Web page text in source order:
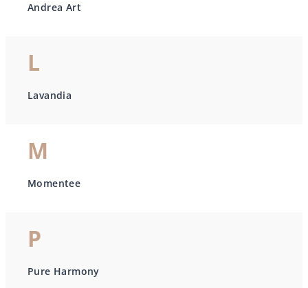
Andrea Art
L
Lavandia
M
Momentee
P
Pure Harmony